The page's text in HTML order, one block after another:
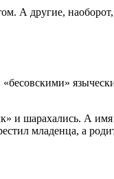
А другие,
и шарахались. А имя
младенца, а